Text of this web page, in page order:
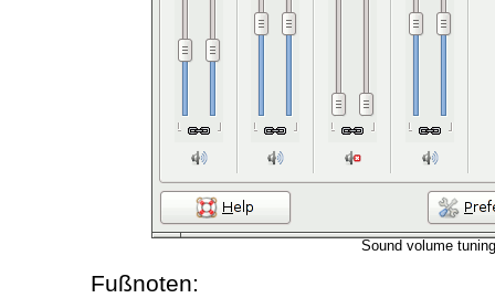
Sound volume tuning
Fußnoten: